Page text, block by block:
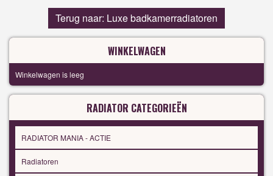
Terug naar: Luxe badkamerradiatoren
WINKELWAGEN
Winkelwagen is leeg
RADIATOR CATEGORIEËN
RADIATOR MANIA - ACTIE
Radiatoren